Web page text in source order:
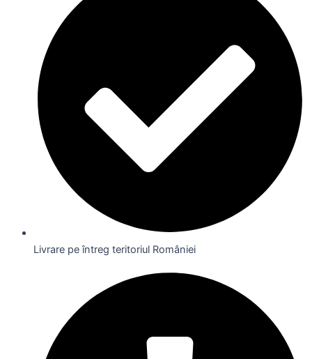
Livrare pe întreg teritoriul României